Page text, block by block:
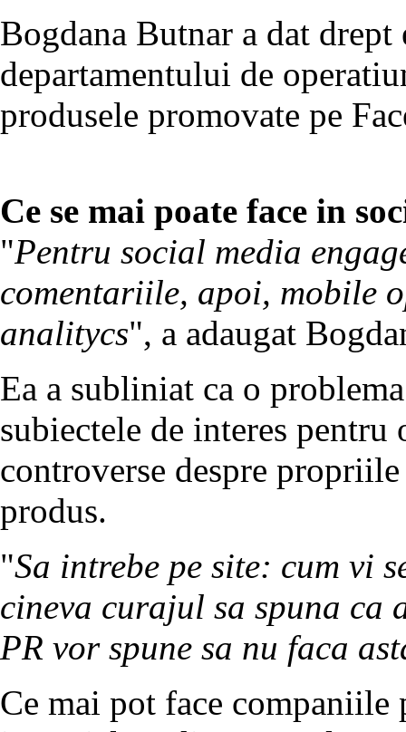
Bogdana Butnar a dat
departamentului de
produsele promovate pe
Ce se mai poate face in
"Pentru social media
comentariile, apoi, mobile
analitycs", a adaugat
Ea a subliniat ca o
subiectele de interes
controverse despre
produs.
"Sa intrebe pe site: cum vi
cineva curajul sa spuna ca
PR vor spune sa nu faca
Ce mai pot face